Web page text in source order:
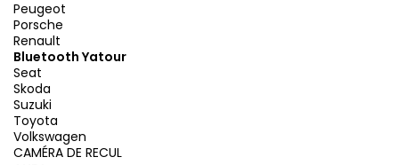
Peugeot
Porsche
Renault
Bluetooth Yatour
Seat
Skoda
Suzuki
Toyota
Volkswagen
CAMÉRA DE RECUL